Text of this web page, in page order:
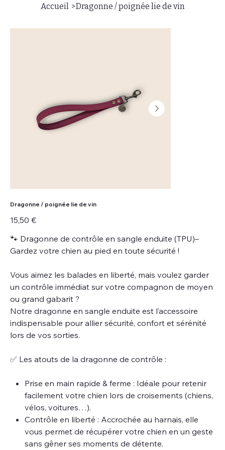
Accueil >Dragonne / poignée lie de vin
Dragonne / poignée lie de vin
Prix
15,50 €
🐾 Dragonne de contrôle en sangle enduite (TPU)–
Gardez votre chien au pied en toute sécurité !
Vous aimez les balades en liberté, mais voulez garder
un contrôle immédiat sur votre compagnon de moyen
ou grand gabarit ?
Notre dragonne en sangle enduite est l’accessoire
indispensable pour allier sécurité, confort et sérénité
lors de vos sorties.
✅ Les atouts de la dragonne de contrôle :
Prise en main rapide & ferme : Idéale pour retenir
facilement votre chien lors de croisements (chiens,
vélos, voitures…).
Contrôle en liberté : Accrochée au harnais, elle
vous permet de récupérer votre chien en un geste
sans gêner ses moments de détente.